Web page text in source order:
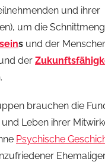
und ihrer
um die
s und der
der
brauchen die
und Leben ihrer
Psychische